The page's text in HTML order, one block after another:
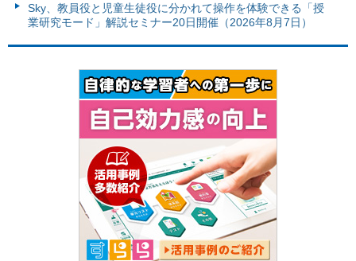
Sky、教員役と児童生徒役に分かれて操作を体験できる「授
業研究モード」解説セミナー20日開催（2026年8月7日）